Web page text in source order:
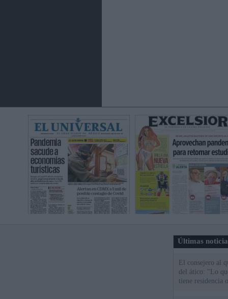
Últimas
El consejero al
del ático: "Lo
tiene residencia